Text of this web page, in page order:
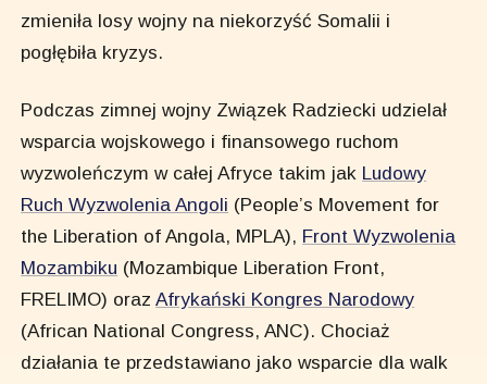
zmieniła losy wojny na niekorzyść Somalii i
pogłębiła kryzys.
Podczas zimnej wojny Związek Radziecki udzielał
wsparcia wojskowego i finansowego ruchom
wyzwoleńczym w całej Afryce takim jak Ludowy
Ruch Wyzwolenia Angoli (People’s Movement for
the Liberation of Angola, MPLA), Front Wyzwolenia
Mozambiku (Mozambique Liberation Front,
FRELIMO) orazAfrykański Kongres Narodowy
(African National Congress, ANC). Chociaż
działania te przedstawiano jako wsparcie dla walk